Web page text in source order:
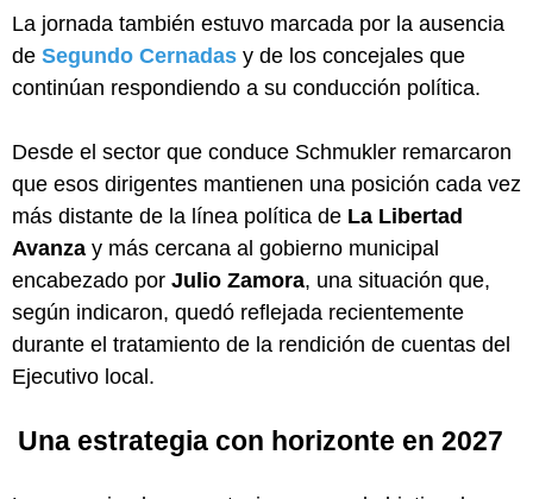
La jornada también estuvo marcada por la ausencia
de Segundo Cernadas y de los concejales que
continúan respondiendo a su conducción política.
Desde el sector que conduce Schmukler remarcaron
que esos dirigentes mantienen una posición cada vez
más distante de la línea política de La Libertad
Avanza y más cercana al gobierno municipal
encabezado por Julio Zamora, una situación que,
según indicaron, quedó reflejada recientemente
durante el tratamiento de la rendición de cuentas del
Ejecutivo local.
Una estrategia con horizonte en 2027